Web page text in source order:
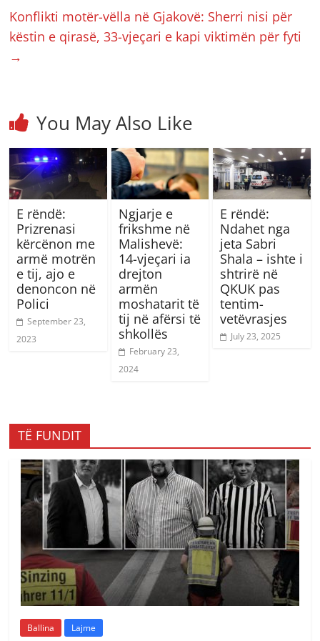
Konflikti motër-vëlla në Gjakovë: Sherri nisi për
këstin e qirasë, 33-vjeçari e kapi viktimën për fyti
→
You May Also Like
E rëndë:
Prizrenasi
kërcënon me
armë motrën
e tij, ajo e
denoncon në
Polici
September 23,
2023
Ngjarje e
frikshme në
Malishevë:
14-vjeçari ia
drejton
armën
moshatarit të
tij në afërsi të
shkollës
February 23,
2024
E rëndë:
Ndahet nga
jeta Sabri
Shala – ishte i
shtrirë në
QKUK pas
tentim-
vetëvrasjes
July 23, 2025
TË FUNDIT
Ballina Lajme